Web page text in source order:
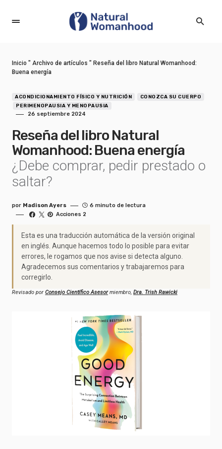
Inicio " Archivo de artículos " Reseña del libro Natural Womanhood:
Buena energía
ACONDICIONAMIENTO FÍSICO Y NUTRICIÓN
CONOZCA SU CUERPO
PERIMENOPAUSIA Y MENOPAUSIA
26 septiembre 2024
Reseña del libro Natural
Womanhood: Buena energía
¿Debe comprar, pedir prestado o
saltar?
por Madison Ayers
6 minuto de lectura
Acciones 2
Esta es una traducción automática de la versión original
en inglés. Aunque hacemos todo lo posible para evitar
errores, le rogamos que nos avise si detecta alguno.
Agradecemos sus comentarios y trabajaremos para
corregirlo.
Revisado por Consejo Científico Asesormiembro, Dra. Trish Rawicki